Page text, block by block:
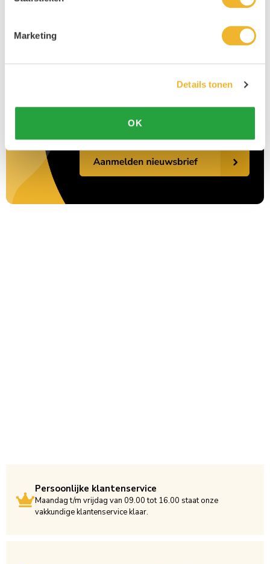
Marketing
Details tonen
OK
Persoonlijke klantenservice
Maandag t/m vrijdag van 09.00 tot 16.00 staat onze
vakkundige klantenservice klaar.